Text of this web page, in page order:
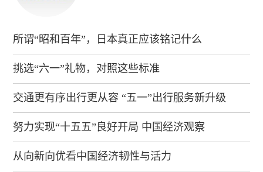
所谓“昭和百年”，日本真正应该铭记什么
挑选“六一”礼物，对照这些标准
交通更有序出行更从容 “五一”出行服务新升级
努力实现“十五五”良好开局 中国经济观察
从向新向优看中国经济韧性与活力